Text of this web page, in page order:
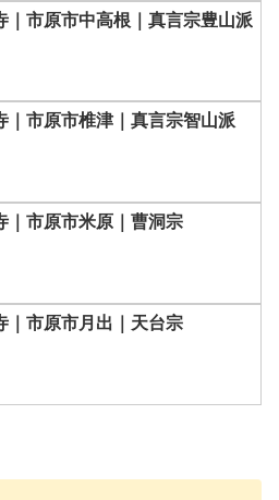
｜市原市中高根｜真言宗豊山派
｜市原市椎津｜真言宗智山派
｜市原市米原｜曹洞宗
｜市原市月出｜天台宗